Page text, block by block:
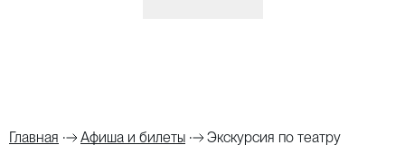
Главная Афиша и билеты Экскурсия по театру